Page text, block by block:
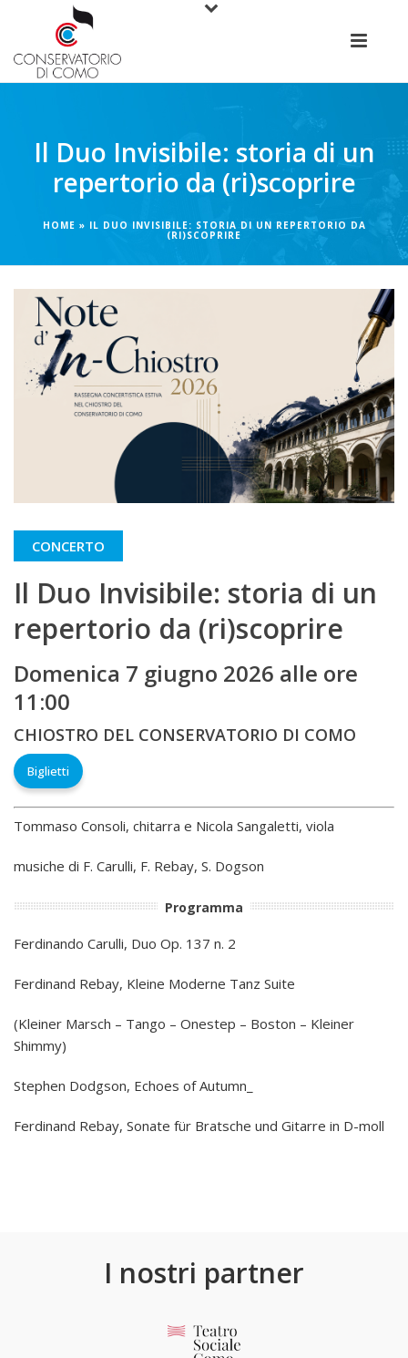
Il Duo Invisibile: storia di un
repertorio da (ri)scoprire
HOME » IL DUO INVISIBILE: STORIA DI UN REPERTORIO DA
(RI)SCOPRIRE
CONCERTO
Il Duo Invisibile: storia di un
repertorio da (ri)scoprire
Domenica 7 giugno 2026 alle ore
11:00
CHIOSTRO DEL CONSERVATORIO DI COMO
Biglietti
Tommaso Consoli, chitarra e Nicola Sangaletti, viola
musiche di F. Carulli, F. Rebay, S. Dogson
Programma
Ferdinando Carulli, Duo Op. 137 n. 2
Ferdinand Rebay, Kleine Moderne Tanz Suite
(Kleiner Marsch – Tango – Onestep – Boston – Kleiner
Shimmy)
Stephen Dodgson, Echoes of Autumn_
Ferdinand Rebay, Sonate für Bratsche und Gitarre in D-moll
I nostri partner